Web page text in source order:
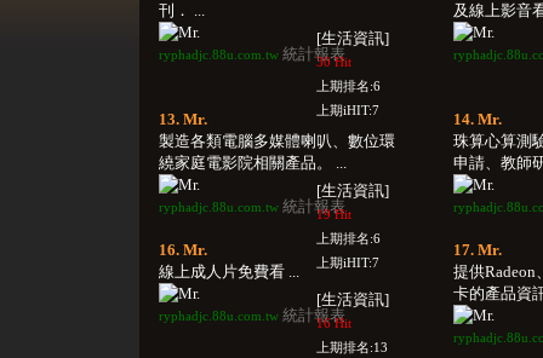
刊． ...
[生活資訊]
30 Hit
上期排名:6
上期iHIT:7
ryphadjc.88u.com.tw 統計報表
及線上影音
13. Mr.
製造各類電腦多媒體喇叭、數位環
繞家庭電影院相關產品。 ...
[生活資訊]
19 Hit
上期排名:6
上期iHIT:7
ryphadjc.88u.com.tw 統計報表
14. Mr.
珠算心算測
申請、教師
16. Mr.
線上成人片免費看 ...
[生活資訊]
16 Hit
上期排名:13
ryphadjc.88u.com.tw 統計報表
17. Mr.
提供Radeon
卡的產品資